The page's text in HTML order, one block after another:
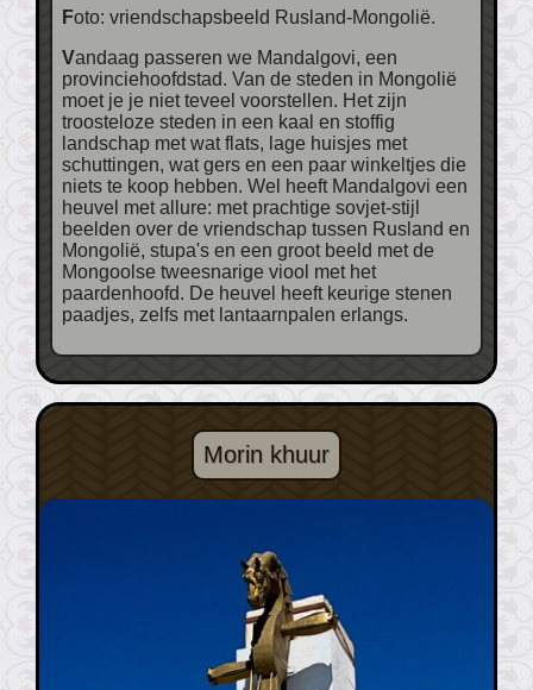
Foto: vriendschapsbeeld Rusland-Mongolië.
Vandaag passeren we Mandalgovi, een
provinciehoofdstad. Van de steden in Mongolië
moet je je niet teveel voorstellen. Het zijn
troosteloze steden in een kaal en stoffig
landschap met wat flats, lage huisjes met
schuttingen, wat gers en een paar winkeltjes die
niets te koop hebben. Wel heeft Mandalgovi een
heuvel met allure: met prachtige sovjet-stijl
beelden over de vriendschap tussen Rusland en
Mongolië, stupa's en een groot beeld met de
Mongoolse tweesnarige viool met het
paardenhoofd. De heuvel heeft keurige stenen
paadjes, zelfs met lantaarnpalen erlangs.
Morin khuur